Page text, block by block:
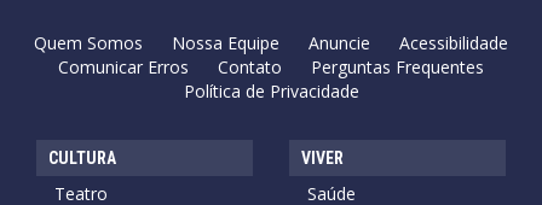
Quem Somos Nossa Equipe Anuncie
Acessibilidade
Comunicar Erros
Contato
Perguntas Frequentes
Política de Privacidade
CULTURA
Teatro
VIVER
Saúde